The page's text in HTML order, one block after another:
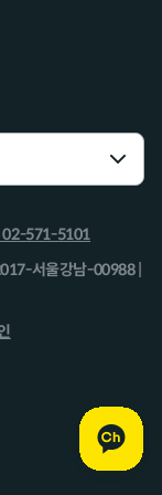
02-571-5101
서울강남-00988 |